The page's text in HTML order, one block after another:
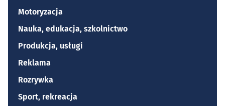
Motoryzacja
Nauka, edukacja, szkolnictwo
Produkcja, usługi
Reklama
Rozrywka
Sport, rekreacja